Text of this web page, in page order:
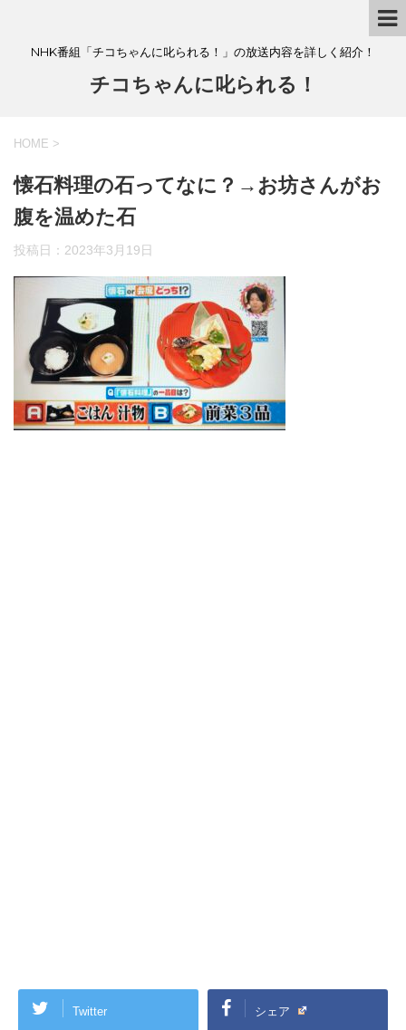
NHK番組「チコちゃんに叱られる！」の放送内容を詳しく紹介！
チコちゃんに叱られる！
HOME >
懐石料理の石ってなに？→お坊さんがお
腹を温めた石
投稿日： 2023年3月19日
Twitter シェア